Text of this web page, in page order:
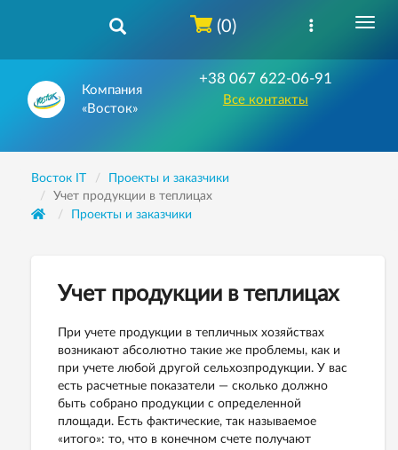
Компания
«Восток»
+38 067 622-06-91
Все контакты
(0)
Восток IT
Проекты и заказчики
Учет продукции в теплицах
Проекты и заказчики
Учет продукции в теплицах
При учете продукции в тепличных хозяйствах
возникают абсолютно такие же проблемы, как и
при учете любой другой сельхозпродукции. У вас
есть расчетные показатели — сколько должно
быть собрано продукции с определенной
площади. Есть фактические, так называемое
«итого»: то, что в конечном счете получают